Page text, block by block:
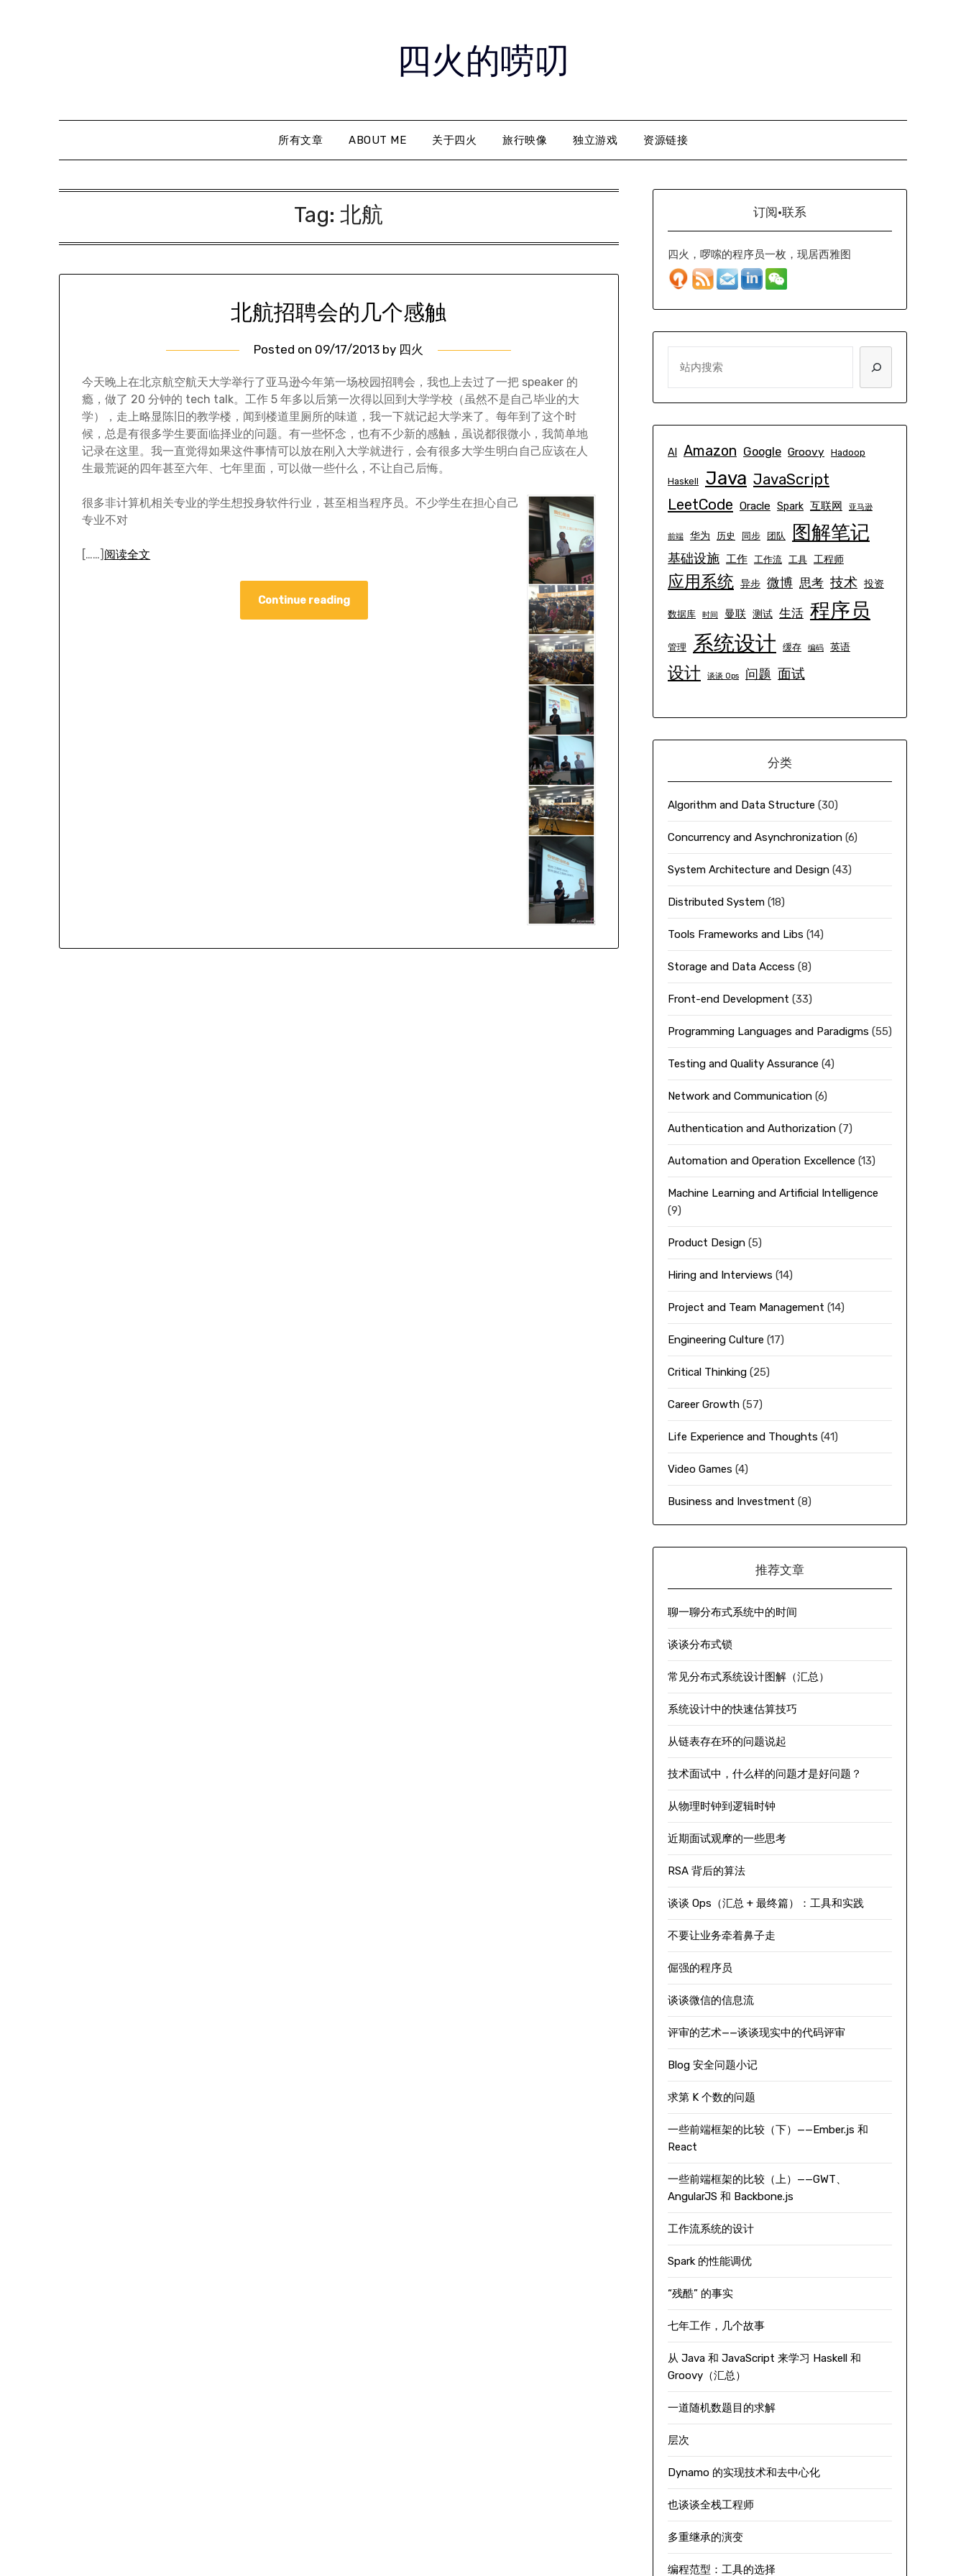
四火的唠叨
所有文章 ABOUT ME 关于四火 旅行映像 独立游戏 资源链接
Tag:北航
北航招聘会的几个感触
Posted on 09/17/2013 by 四火
今天晚上在北京航空航天大学举行了亚马逊今年第一场校园招聘会，我也上去过了一把 speaker 的
瘾，做了 20 分钟的 tech talk。工作 5 年多以后第一次得以回到大学学校（虽然不是自己毕业的大
学），走上略显陈旧的教学楼，闻到楼道里厕所的味道，我一下就记起大学来了。每年到了这个时
候，总是有很多学生要面临择业的问题。有一些怀念，也有不少新的感触，虽说都很微小，我简单地
记录在这里。我一直觉得如果这件事情可以放在刚入大学就进行，会有很多大学生明白自己应该在人
生最荒诞的四年甚至六年、七年里面，可以做一些什么，不让自己后悔。
很多非计算机相关专业的学生想投身软件行业，甚至相当程序员。不少学生在担心自己
专业不对
[……] 阅读全文
Continue reading
订阅·联系
四火，啰嗦的程序员一枚，现居西雅图
AI Amazon Google Groovy Hadoop
Haskell Java JavaScript
LeetCode Oracle Spark 互联网 亚马逊
前端 华为 历史 同步 团队 图解笔记
基础设施 工作 工作流 工具 工程师
应用系统 异步 微博 思考 技术 投资
数据库 时间 曼联 测试 生活 程序员
管理 系统设计 缓存 编码 英语
设计 谈谈 Ops 问题 面试
分类
Algorithm and Data Structure (30)
Concurrency and Asynchronization(6)
System Architecture and Design(43)
Distributed System(18)
Tools Frameworks and Libs (14)
Storage and Data Access (8)
Front-end Development (33)
Programming Languages and Paradigms (55)
Testing and Quality Assurance (4)
Network and Communication(6)
Authentication and Authorization(7)
Automation and Operation Excellence (13)
Machine Learning and Artificial Intelligence
(9)
Product Design(5)
Hiring and Interviews (14)
Project and Team Management (14)
Engineering Culture (17)
Critical Thinking(25)
Career Growth(57)
Life Experience and Thoughts (41)
Video Games (4)
Business and Investment (8)
推荐文章
聊一聊分布式系统中的时间
谈谈分布式锁
常见分布式系统设计图解（汇总）
系统设计中的快速估算技巧
从链表存在环的问题说起
技术面试中，什么样的问题才是好问题？
从物理时钟到逻辑时钟
近期面试观摩的一些思考
RSA 背后的算法
谈谈 Ops（汇总 + 最终篇）：工具和实践
不要让业务牵着鼻子走
倔强的程序员
谈谈微信的信息流
评审的艺术——谈谈现实中的代码评审
Blog 安全问题小记
求第 K 个数的问题
一些前端框架的比较（下）——Ember.js 和
React
一些前端框架的比较（上）——GWT、
AngularJS 和 Backbone.js
工作流系统的设计
Spark 的性能调优
“残酷” 的事实
七年工作，几个故事
从 Java 和 JavaScript 来学习 Haskell 和
Groovy（汇总）
一道随机数题目的求解
层次
Dynamo 的实现技术和去中心化
也谈谈全栈工程师
多重继承的演变
编程范型：工具的选择